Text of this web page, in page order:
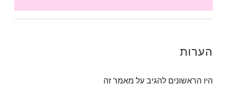
הערות
היו הראשונים להגיב על מאמר זה